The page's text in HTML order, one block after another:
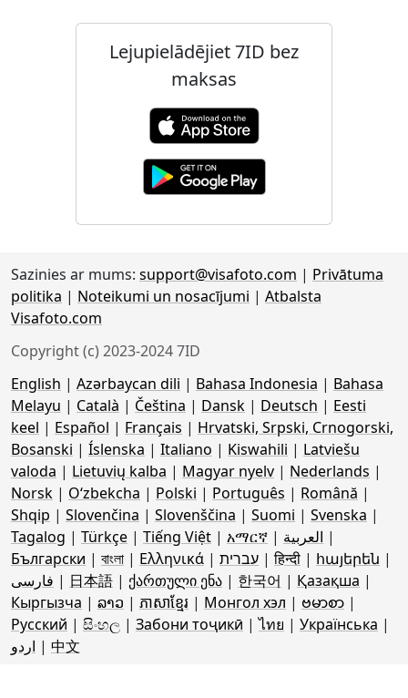
Lejupielādējiet 7ID bez
maksas
Sazinies ar mums: support@visafoto.com | Privātuma
politika | Noteikumi un nosacījumi | Atbalsta
Visafoto.com
Copyright (c) 2023-2024 7ID
English | Azərbaycan dili | Bahasa Indonesia | Bahasa
Melayu | Català | Čeština | Dansk | Deutsch | Eesti
keel | Español | Français | Hrvatski, Srpski, Crnogorski,
Bosanski | Íslenska | Italiano | Kiswahili | Latviešu
valoda | Lietuvių kalba | Magyar nyelv | Nederlands |
Norsk | Oʻzbekcha | Polski | Português | Română |
Shqip | Slovenčina | Slovenščina | Suomi | Svenska |
Tagalog | Türkçe | Tiếng Việt | አማርኛ | العربية |
Български | বাংলা | Ελληνικά | עברית |हिन्दी | հայերեն |
فارسی | 日本語 | ქართული ენა | 한국어 | Қазақша |
Кыргызча | ລາວ | ភាសាខ្មែរ | Монгол хэл | ဗမာစာ |
Русский | සිංහල | Забони тоҷикӣ |ไทย | Українська |
اردو | 中文